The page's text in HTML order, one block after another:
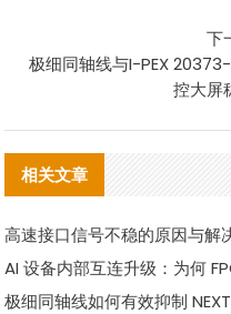
下
极细同轴线与I-PEX
控大屏
相关文章
高速接口信号不稳的原因与解
AI 设备内部互连升级：为何
极细同轴线如何有效抑制